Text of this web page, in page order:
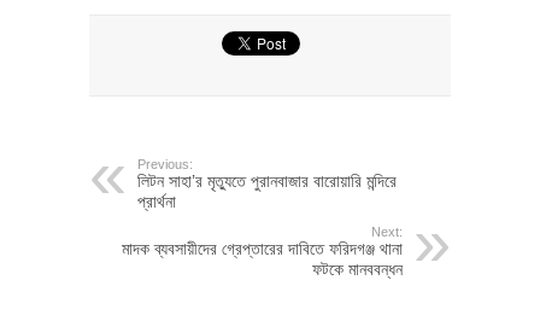
Previous:
লিটন সাহা’র মৃত্যুতে পুরানবাজার বারোয়ারি মন্দিরে
প্রার্থনা
Next:
মাদক ব্যবসায়ীদের গ্রেপ্তারের দাবিতে ফরিদগঞ্জ থানা
ফটকে মানববন্ধন